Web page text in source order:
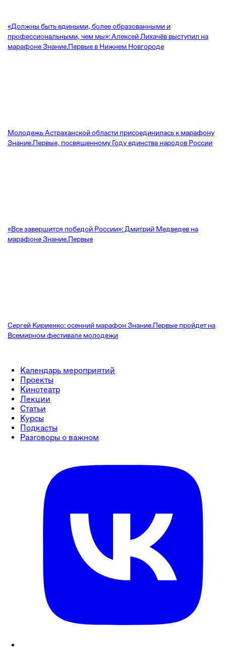
«Должны быть едиными, более образованными и
профессиональными, чем мы»: Алексей Лихачёв выступил на
марафоне Знание.Первые в Нижнем Новгороде
Молодежь Астраханской области присоединилась к марафону
Знание.Первые, посвященному Году единства народов России
«Все завершится победой России»: Дмитрий Медведев на
марафоне Знание.Первые
Сергей Кириенко: осенний марафон Знание.Первые пройдет на
Всемирном фестивале молодежи
Календарь мероприятий
Проекты
Кинотеатр
Лекции
Статьи
Курсы
Подкасты
Разговоры о важном